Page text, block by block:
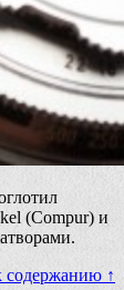
(Compur) и
содержанию ↑